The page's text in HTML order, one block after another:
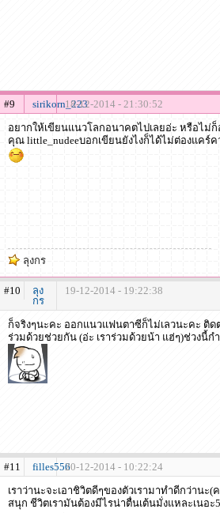
#9 sirikorn_22318-12-2014 - 21:30:52
อยากให้เขียนแนวโลกอนาคตไปเลยอ่ะ หรือไม่
คุณ little_nudeeบอกเขียนยังไงก็ได้ไม่ต่องแคร์ค
ลุงกร
#10
ลุง
กร
19-12-2014 - 19:22:38
ก็จริงๆนะคะ ออกแนวแฟนตาซีก็ไม่เลวนะคะ ติ
ร่วมด้วยช่วยกัน (อ่ะ เราร่วมด้วยน้า แฮ่ๆ)ช่วงนี้ก
#11 filles55620-12-2014 - 10:22:24
เราว่านะจะเอาชิวิตดีๆของตัวเรามาทำดีกว่าน
สนุก ชีวิตเรามันต้องมีไรน่าตื่นเต้นมั่งแหละเนอะ